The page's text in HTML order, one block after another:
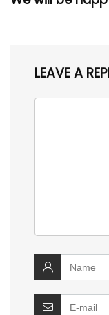
LEAVE A